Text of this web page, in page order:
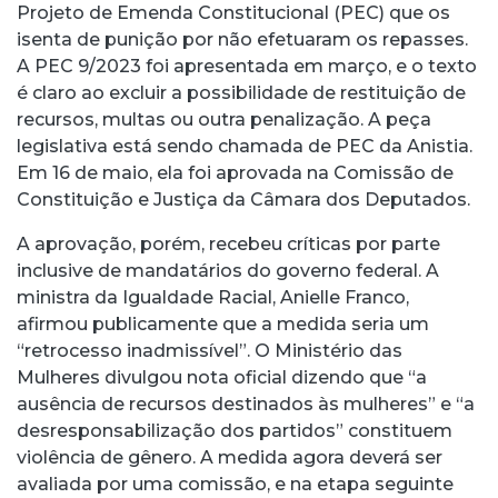
Projeto de Emenda Constitucional (PEC) que os
isenta de punição por não efetuaram os repasses.
A PEC 9/2023 foi apresentada em março, e o texto
é claro ao excluir a possibilidade de restituição de
recursos, multas ou outra penalização. A peça
legislativa está sendo chamada de PEC da Anistia.
Em 16 de maio, ela foi aprovada na Comissão de
Constituição e Justiça da Câmara dos Deputados.
A aprovação, porém, recebeu críticas por parte
inclusive de mandatários do governo federal. A
ministra da Igualdade Racial, Anielle Franco,
afirmou publicamente que a medida seria um
“retrocesso inadmissível”. O Ministério das
Mulheres divulgou nota oficial dizendo que “a
ausência de recursos destinados às mulheres” e “a
desresponsabilização dos partidos” constituem
violência de gênero. A medida agora deverá ser
avaliada por uma comissão, e na etapa seguinte